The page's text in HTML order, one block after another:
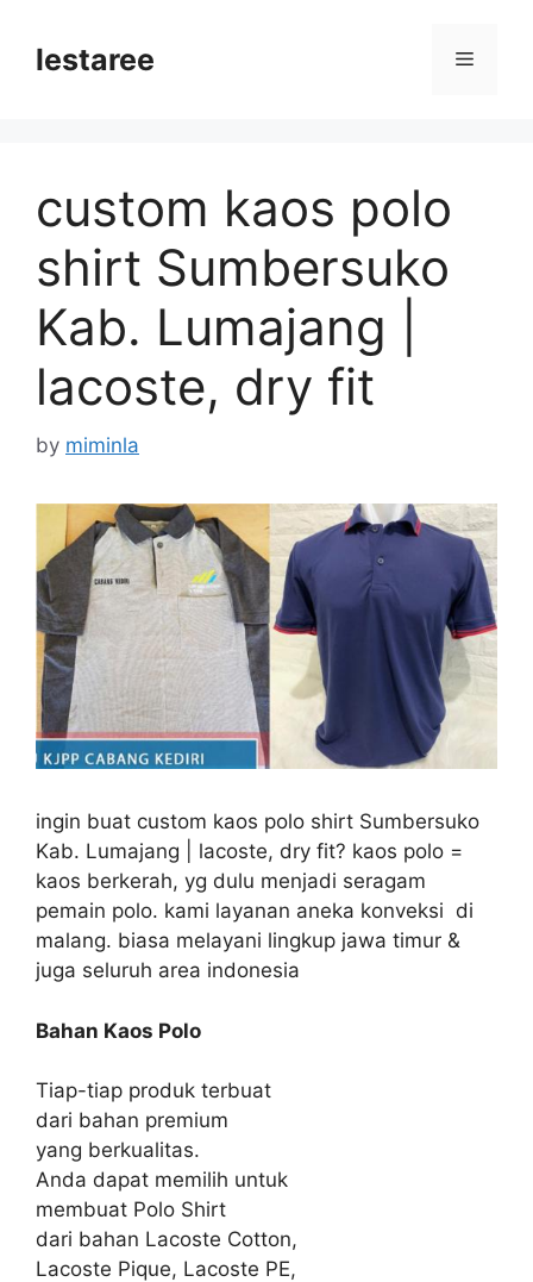
contentlestaree Menu
custom kaos polo
shirt Sumbersuko
Kab. Lumajang |
lacoste, dry fit
by miminla
ingin buat custom kaos polo shirt Sumbersuko
Kab. Lumajang | lacoste, dry fit? kaos polo =
kaos berkerah, yg dulu menjadi seragam
pemain polo. kami layanan aneka konveksi di
malang. biasa melayani lingkup jawa timur &
juga seluruh area indonesia
Bahan Kaos Polo
Tiap-tiap produk terbuat
dari bahan premium
yang berkualitas.
Anda dapat memilih untuk
membuat Polo Shirt
dari bahan Lacoste Cotton,
Lacoste Pique, Lacoste PE,